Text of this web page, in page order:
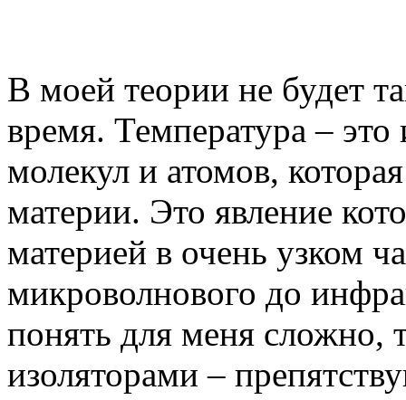
В моей теории не будет
время. Температура – это
молекул и атомов,
материи. Это явление
материей в очень узком
микроволнового до
понять для меня сложно,
изоляторами –